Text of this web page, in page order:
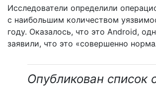
Исследователи определили
с наибольшим количеством
году. Оказалось, что это Android,
заявили, что это «совершенно
Опубликован список